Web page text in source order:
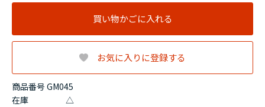
商品番号 GM045
在庫 △
買い物かごに入れる
お気に入りに登録する